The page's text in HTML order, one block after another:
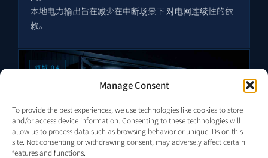
Manage Consent
To provide the best experiences, we use technologies like cookies to store
and/or access device information. Consenting to these technologies will
allow us to process data such as browsing behavior or unique IDs on this
site. Not consenting or withdrawing consent, may adversely affect certain
features and functions.
本地电力输出旨在减少在中断场景下 对电网连续性的依
赖。
领域 04